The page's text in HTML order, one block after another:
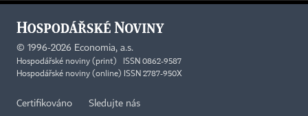
© 1996-2026 Economia, a.s.
Hospodářské noviny (print) ISSN 0862-9587
Hospodářské noviny (online) ISSN 2787-950X
Certifikováno Sledujte nás